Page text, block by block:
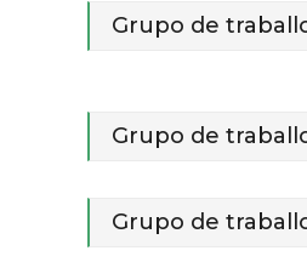
Grupo de
Grupo de
Grupo de